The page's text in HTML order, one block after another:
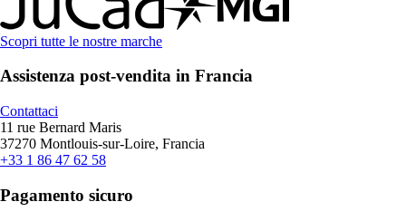
Scopri tutte le nostre marche
Assistenza post-vendita in Francia
Contattaci
11 rue Bernard Maris
37270 Montlouis-sur-Loire, Francia
+33 1 86 47 62 58
Pagamento sicuro